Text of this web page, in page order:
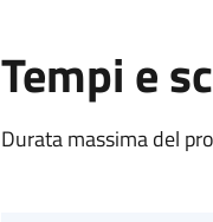
Tempi e
Durata massima del